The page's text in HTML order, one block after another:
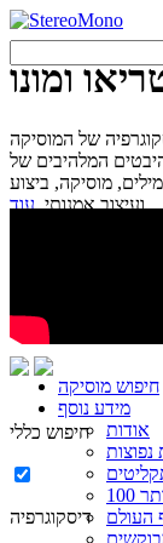
ומונו
של המוסיקה
המלהיבים של
מוסיקה, ביצוע
ועיצוב אמנותי.עוד...
חיפוש מוסיקה
מידע נוסף
אודות
העולם
חיפוש כללי
דיסקוגרפיה